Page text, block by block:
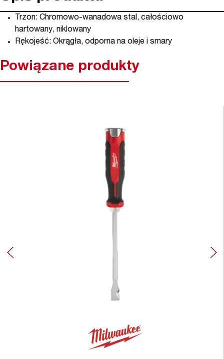
Trzon: Chromowo-wanadowa stal, całościowo
hartowany, niklowany
Rękojeść: Okrągła, odporna na oleje i smary
Powiązane produkty